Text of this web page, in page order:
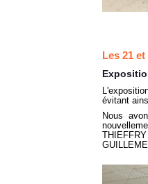
Les 21
évitant
Nous